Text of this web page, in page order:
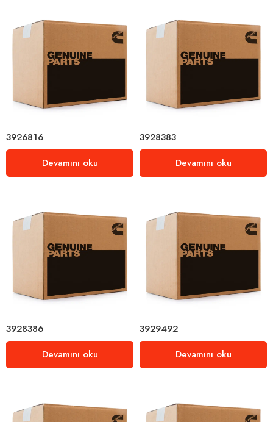
3926816
Devamını oku
3928383
Devamını oku
3928386
Devamını oku
3929492
Devamını oku